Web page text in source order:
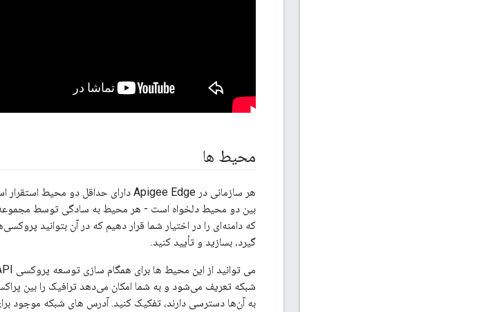
محیط ها
گیرد، بسازید و تأیید کنید.